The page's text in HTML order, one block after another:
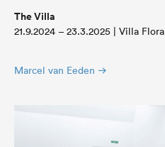
The Villa
21.9.2024 – 23.3.2025 | Villa Flora
Marcel van Eeden